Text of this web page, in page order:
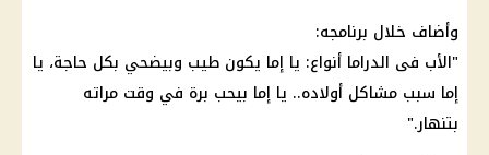
وأضاف خلال برنامجه:
"الأب فى الدراما أنواع: يا إما يكون طيب وبيضحي بكل حاجة، يا
إما سبب مشاكل أولاده.. يا إما بيحب برة في وقت مراته
بتنهار."